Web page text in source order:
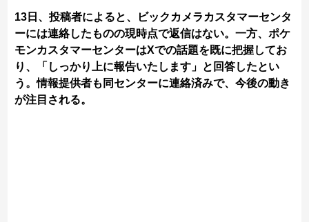
13日、投稿者によると、ビックカメラカスタマーセンタ
ーには連絡したものの現時点で返信はない。一方、ポケ
モンカスタマーセンターはXでの話題を既に把握してお
り、「しっかり上に報告いたします」と回答したとい
う。情報提供者も同センターに連絡済みで、今後の動き
が注目される。